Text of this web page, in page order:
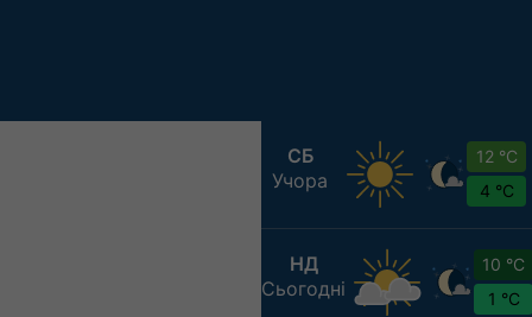
СБ
Учора
12 °C
4 °C
НД
Сьогодні
10 °C
1 °C